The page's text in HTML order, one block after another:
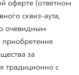
оферте (ответном
сквиз-аута,
очевидным
за
традиционно с